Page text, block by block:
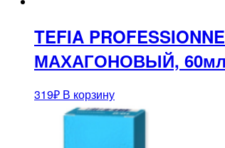
TEFIA
МАХАГОНОВЫЙ, 60мл
319₽ В корзину